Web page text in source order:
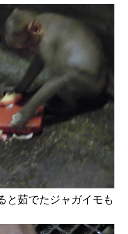
と茹でたジャガイモも